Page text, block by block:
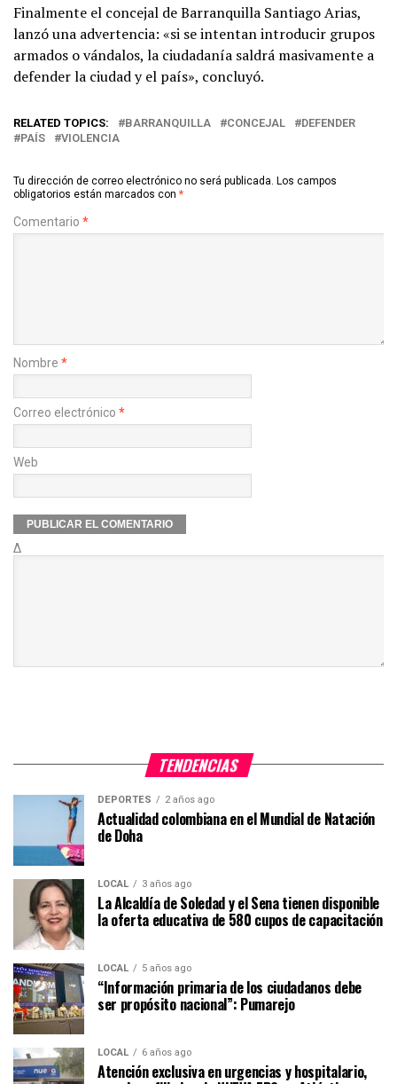
Finalmente el concejal de Barranquilla Santiago Arias,
lanzó una advertencia: «si se intentan introducir grupos
armados o vándalos, la ciudadanía saldrá masivamente a
defender la ciudad y el país», concluyó.
RELATED TOPICS: BARRANQUILLA CONCEJAL
DEFENDER
PAÍS
VIOLENCIA
Tu dirección de correo electrónico no será publicada. Los campos
obligatorios están marcados con *
Comentario *
Nombre *
Correo electrónico *
Web
Δ
TENDENCIAS
DEPORTES 2 años ago
Actualidad colombiana en el Mundial de Natación
de Doha
LOCAL 3 años ago
La Alcaldía de Soledad y el Sena tienen disponible
la oferta educativa de 580 cupos de capacitación
LOCAL 5 años ago
“Información primaria de los ciudadanos debe
ser propósito nacional”: Pumarejo
LOCAL 6 años ago
Atención exclusiva en urgencias y hospitalario,